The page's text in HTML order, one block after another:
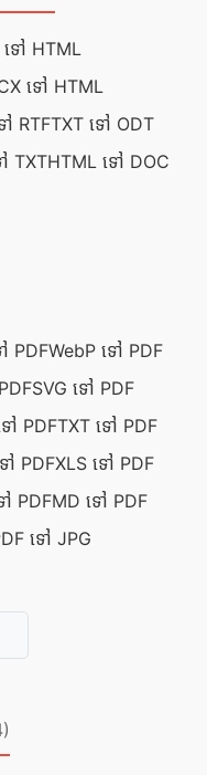
ទៅ HTML
ទៅ HTML
RTFTXT ទៅ ODT
TXTHTML ទៅ DOC
PDFWebP ទៅ PDF
SVG ទៅ PDF
ៅ PDFTXT ទៅ PDF
PDFXLS ទៅ PDF
PDFMD ទៅ PDF
ទៅ JPG